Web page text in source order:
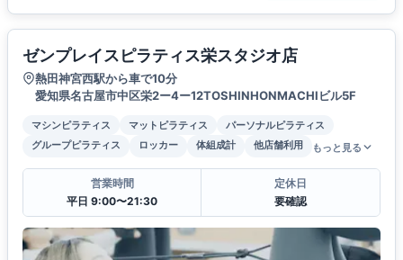
ゼンプレイスピラティス栄スタジオ店
熱田神宮西駅から車で10分
愛知県名古屋市中区栄2ー4ー12TOSHINHONMACHIビル5F
マシンピラティス マットピラティス
パーソナルピラティス
グループピラティス
ロッカー 体組成計 他店舗利用 もっと見る
営業時間
平日 9:00〜21:30
定休日
要確認